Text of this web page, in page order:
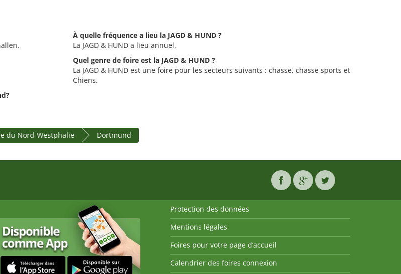
À quelle fréquence a lieu la JAGD & HUND ?
La JAGD & HUND a lieu annuel.
Quel genre de foire est la JAGD & HUND ?
La JAGD & HUND est une foire pour les secteurs suivants : chasse, chasse sports et
Chiens.
du Nord-Westphalie Dortmund
Protection des données
Mentions légales
Foires pour votre page d’accueil
Calendrier des foires connexion